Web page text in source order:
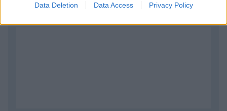
Data Deletion Data Access Privacy Policy